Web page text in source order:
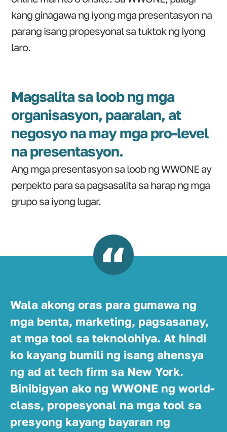
kang ginagawa ng iyong mga presentasyon na
parang isang propesyonal sa tuktok ng iyong
laro.
Magsalita sa loob ng mga
organisasyon, paaralan, at
negosyo na may mga pro-level
na presentasyon.
Ang mga presentasyon sa loob ng WWONE ay
perpekto para sa pagsasalita sa harap ng mga
grupo sa iyong lugar.
Wala akong oras para gumawa ng
mga benta, marketing, pagsasanay,
at mga tool sa teknolohiya. At hindi
ko kayang bumili ng isang ahensya
ng ad at tech firm sa New York.
Binibigyan ako ng WWONE ng world-
class, propesyonal na mga tool sa
presyong kayang bayaran ng